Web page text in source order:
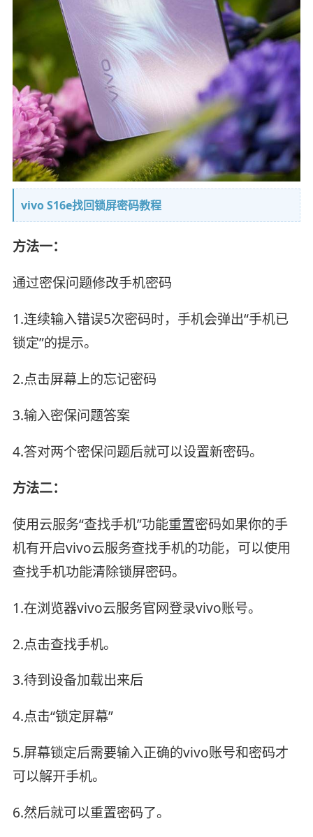
vivo S16e找回锁屏密码教程
方法一：
通过密保问题修改手机密码
1.连续输入错误5次密码时，手机会弹出“手机已
锁定”的提示。
2.点击屏幕上的忘记密码
3.输入密保问题答案
4.答对两个密保问题后就可以设置新密码。
方法二：
使用云服务“查找手机”功能重置密码如果你的手
机有开启vivo云服务查找手机的功能，可以使用
查找手机功能清除锁屏密码。
1.在浏览器vivo云服务官网登录vivo账号。
2.点击查找手机。
3.待到设备加载出来后
4.点击“锁定屏幕”
5.屏幕锁定后需要输入正确的vivo账号和密码才
可以解开手机。
6.然后就可以重置密码了。